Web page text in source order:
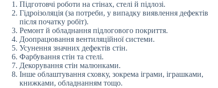
Підготовчі роботи на стінах, стелі й підлозі.
Гідроізоляція (за потреби, у випадку виявлення дефектів
після початку робіт).
Ремонт й обладнання підлогового покриття.
Доопрацювання вентиляційної системи.
Усунення значних дефектів стін.
Фарбування стін та стелі.
Декорування стін малюнками.
Інше облаштування сховку, зокрема іграми, іграшками,
книжками, обладнанням тощо.